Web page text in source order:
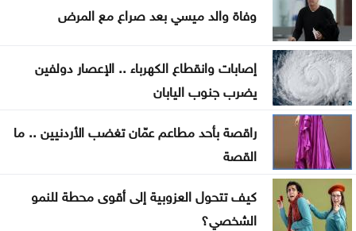
تصادم شاحنتين يعيق حركة السير على الطريق الصحراوي
الفيصلي يحسم قراره: لا تعاقد مع كومباوري
تعديلات مرورية بين كوريدور عبدون ومرج الحمام
وطريق المطار
148 ألف أسرة تستفيد من مساعدات نقدية وعينية
خلال النصف الأول
عُمان: مفاوضات الملاحة في هرمز تسير بأجواء إيجابية
وفاة والد ميسي بعد صراع مع المرض
إصابات وانقطاع الكهرباء .. الإعصار دولفين
يضرب جنوب اليابان
راقصة بأحد مطاعم عمّان تغضب الأردنيين .. ما
القصة
كيف تتحول العزوبية إلى أقوى محطة للنمو
الشخصي؟